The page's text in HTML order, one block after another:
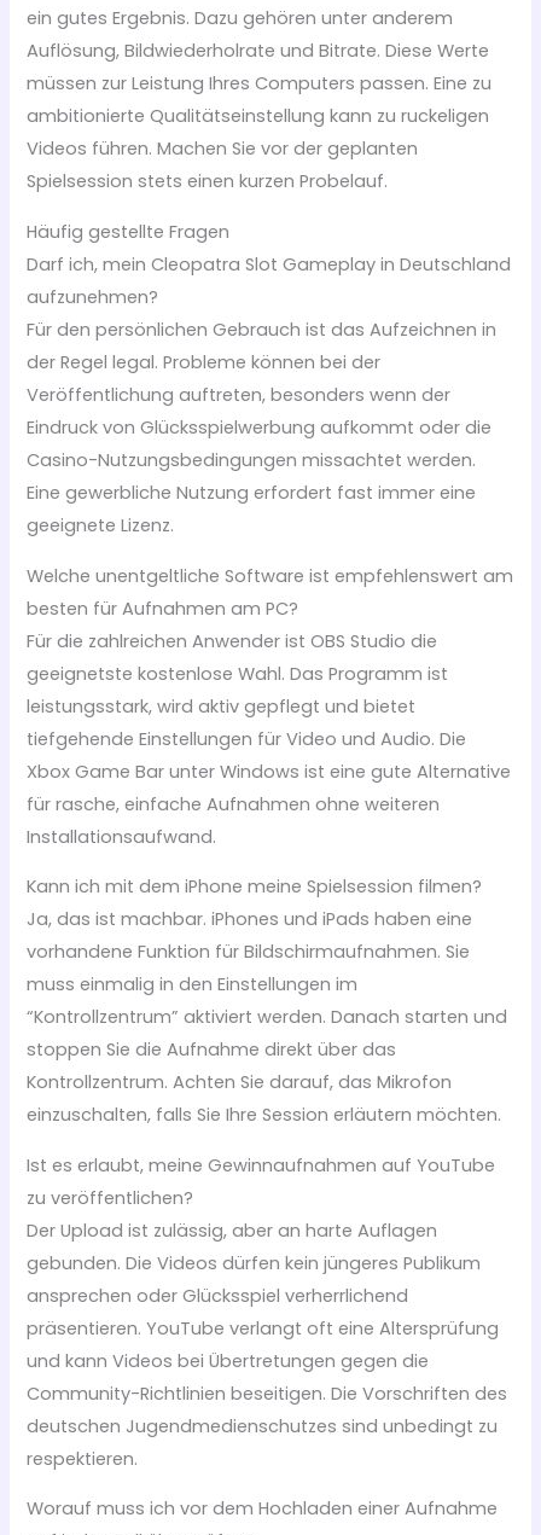
ein gutes Ergebnis. Dazu gehören unter anderem
Auflösung, Bildwiederholrate und Bitrate. Diese Werte
müssen zur Leistung Ihres Computers passen. Eine zu
ambitionierte Qualitätseinstellung kann zu ruckeligen
Videos führen. Machen Sie vor der geplanten
Spielsession stets einen kurzen Probelauf.
Häufig gestellte Fragen
Darf ich, mein Cleopatra Slot Gameplay in Deutschland
aufzunehmen?
Für den persönlichen Gebrauch ist das Aufzeichnen in
der Regel legal. Probleme können bei der
Veröffentlichung auftreten, besonders wenn der
Eindruck von Glücksspielwerbung aufkommt oder die
Casino-Nutzungsbedingungen missachtet werden.
Eine gewerbliche Nutzung erfordert fast immer eine
geeignete Lizenz.
Welche unentgeltliche Software ist empfehlenswert am
besten für Aufnahmen am PC?
Für die zahlreichen Anwender ist OBS Studio die
geeignetste kostenlose Wahl. Das Programm ist
leistungsstark, wird aktiv gepflegt und bietet
tiefgehende Einstellungen für Video und Audio. Die
Xbox Game Bar unter Windows ist eine gute Alternative
für rasche, einfache Aufnahmen ohne weiteren
Installationsaufwand.
Kann ich mit dem iPhone meine Spielsession filmen?
Ja, das ist machbar. iPhones und iPads haben eine
vorhandene Funktion für Bildschirmaufnahmen. Sie
muss einmalig in den Einstellungen im
“Kontrollzentrum” aktiviert werden. Danach starten und
stoppen Sie die Aufnahme direkt über das
Kontrollzentrum. Achten Sie darauf, das Mikrofon
einzuschalten, falls Sie Ihre Session erläutern möchten.
Ist es erlaubt, meine Gewinnaufnahmen auf YouTube
zu veröffentlichen?
Der Upload ist zulässig, aber an harte Auflagen
gebunden. Die Videos dürfen kein jüngeres Publikum
ansprechen oder Glücksspiel verherrlichend
präsentieren. YouTube verlangt oft eine Altersprüfung
und kann Videos bei Übertretungen gegen die
Community-Richtlinien beseitigen. Die Vorschriften des
deutschen Jugendmedienschutzes sind unbedingt zu
respektieren.
Worauf muss ich vor dem Hochladen einer Aufnahme